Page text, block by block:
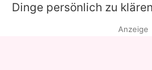
Dinge persönlich zu
Anzeige